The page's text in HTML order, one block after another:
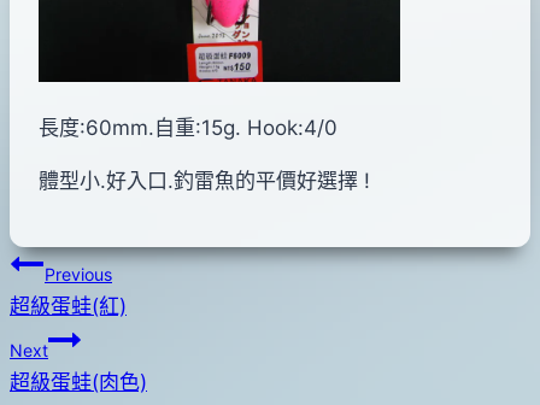
長度:60mm.自重:15g. Hook:4/0
體型小.好入口.釣雷魚的平價好選擇 !
文
章
導
Previous
超級蛋蛙(紅)
Next
超級蛋蛙(肉色)